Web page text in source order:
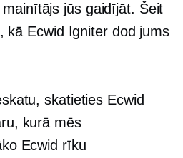
jūs gaidījāt. Šeit
kā Ecwid Igniter dod jums
skatieties Ecwid
kurā mēs
Ecwid rīku